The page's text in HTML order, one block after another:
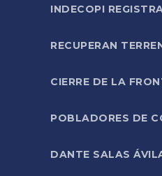
INDECOPI
RECUPERAN
CIERRE DE LA
POBLADORES DE
DANTE SALAS